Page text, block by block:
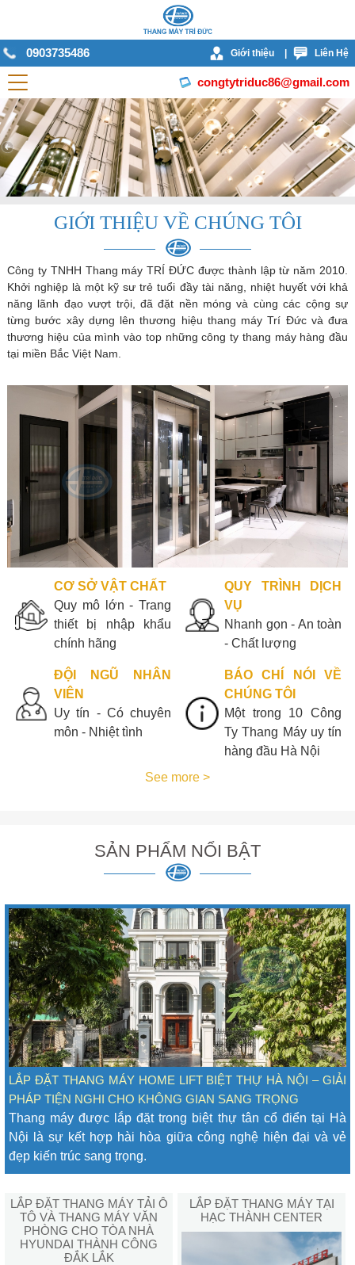
0903735486 Giới thiệu Liên Hệ
congtytriduc86@gmail.com
GIỚI THIỆU VỀ CHÚNG TÔI
Công ty TNHH Thang máy TRÍ ĐỨC được thành lập từ năm 2010.
Khởi nghiệp là một kỹ sư trẻ tuổi đầy tài năng, nhiệt huyết với khả
năng lãnh đạo vượt trội, đã đặt nền móng và cùng các cộng sự
từng bước xây dựng lên thương hiệu thang máy Trí Đức và đưa
thương hiệu của mình vào top những công ty thang máy hàng đầu
tại miền Bắc Việt Nam.
CƠ SỞ VẬT CHẤT
Quy mô lớn - Trang
thiết bị nhập khẩu
chính hãng
QUY TRÌNH DỊCH
VỤ
Nhanh gọn - An toàn
- Chất lượng
ĐỘI NGŨ NHÂN
VIÊN
Uy tín - Có chuyên
môn - Nhiệt tình
BÁO CHÍ NÓI VỀ
CHÚNG TÔI
Một trong 10 Công
Ty Thang Máy uy tín
hàng đầu Hà Nội
See more >
SẢN PHẨM NỔI BẬT
LẮP ĐẶT THANG MÁY HOME LIFT BIỆT THỰ HÀ NỘI – GIẢI
PHÁP TIỆN NGHI CHO KHÔNG GIAN SANG TRỌNG
Thang máy được lắp đặt trong biệt thự tân cổ điển tại Hà
Nội là sự kết hợp hài hòa giữa công nghệ hiện đại và vẻ
đẹp kiến trúc sang trọng.
LẮP ĐẶT THANG MÁY TẢI Ô
TÔ VÀ THANG MÁY VĂN
PHÒNG CHO TÒA NHÀ
HYUNDAI THÀNH CÔNG
ĐẮK LẮK
LẮP ĐẶT THANG MÁY TẠI
HẠC THÀNH CENTER